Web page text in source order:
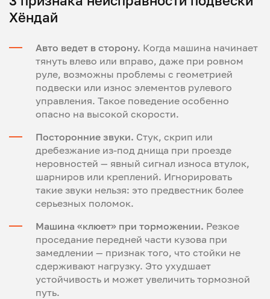
Хёндай
Авто ведет в сторону. Когда машина начинает
тянуть влево или вправо, даже при ровном
руле, возможны проблемы с геометрией
подвески или износ элементов рулевого
управления. Такое поведение особенно
опасно на высокой скорости.
Посторонние звуки. Стук, скрип или
дребезжание из-под днища при проезде
неровностей — явный сигнал износа втулок,
шарниров или креплений. Игнорировать
такие звуки нельзя: это предвестник более
серьезных поломок.
Машина «клюет» при торможении. Резкое
проседание передней части кузова при
замедлении — признак того, что стойки не
сдерживают нагрузку. Это ухудшает
устойчивость и может увеличить тормозной
путь.